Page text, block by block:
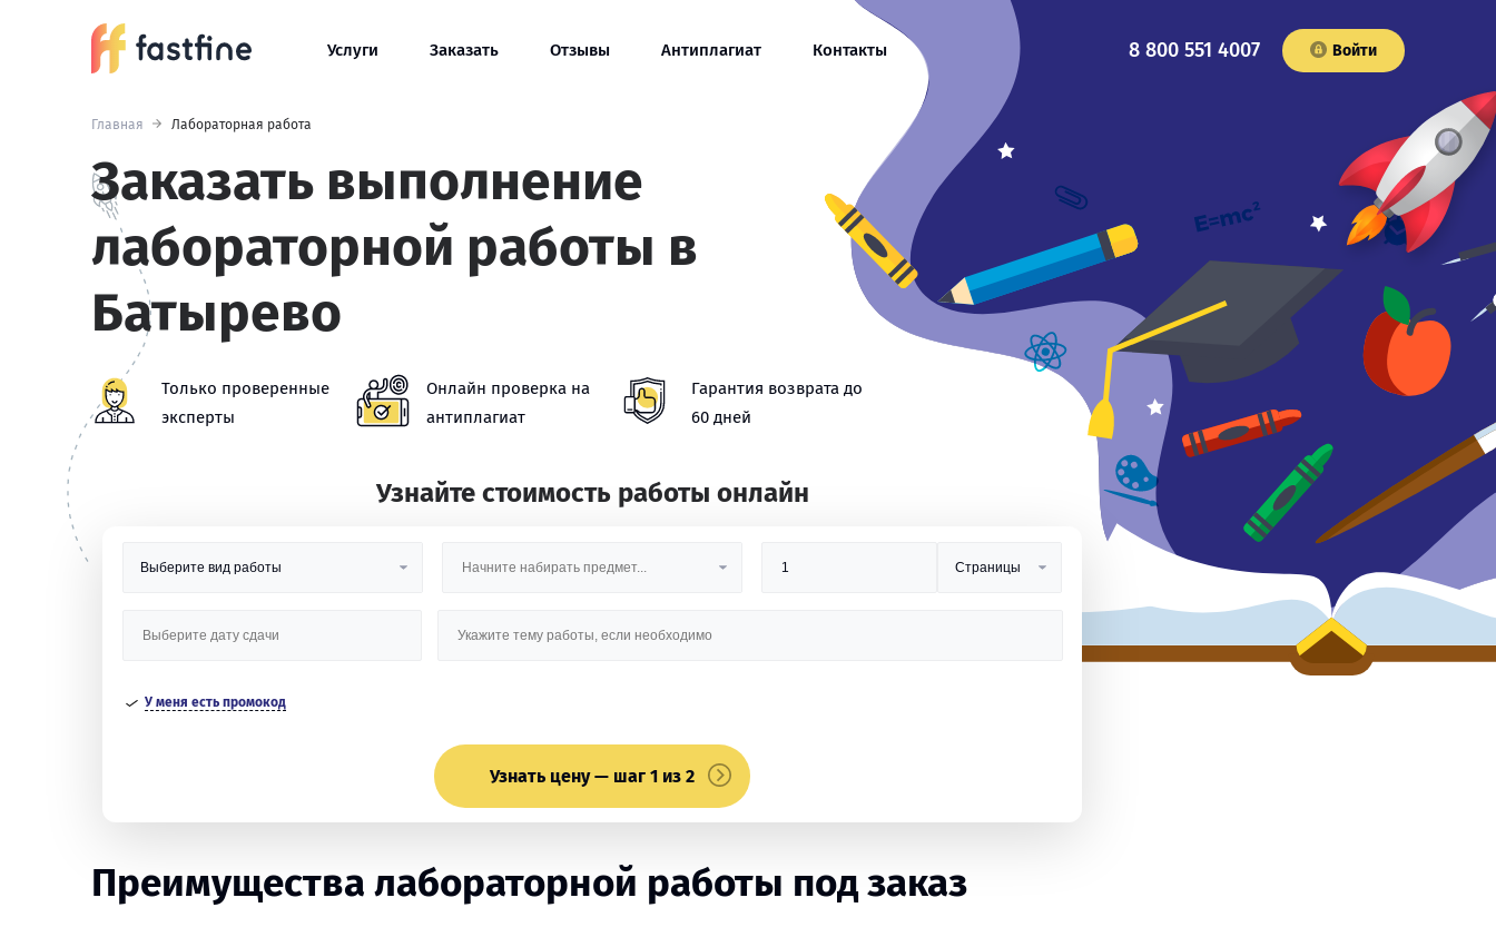
Услуги Заказать Отзывы Антиплагиат Контакты 8 800 551 4007 Войти
Главная Лабораторная работа
Заказать выполнение
лабораторной работы в
Батырево
Только проверенные
эксперты
Онлайн проверка на
антиплагиат
Гарантия возврата до
60 дней
Узнайте стоимость работы онлайн
У меня есть промокод
Узнать цену — шаг 1 из 2
Преимущества лабораторной работы под заказ